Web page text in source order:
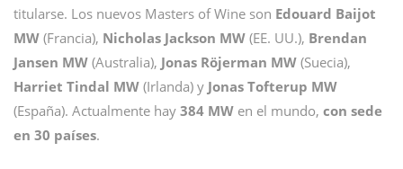
titularse. Los nuevos Masters of Wine son Edouard Baijot
MW (Francia), Nicholas Jackson MW (EE. UU.), Brendan
Jansen MW (Australia), Jonas Röjerman MW (Suecia),
Harriet Tindal MW (Irlanda) y Jonas Tofterup MW
(España). Actualmente hay 384 MW en el mundo, con sede
en 30 países.